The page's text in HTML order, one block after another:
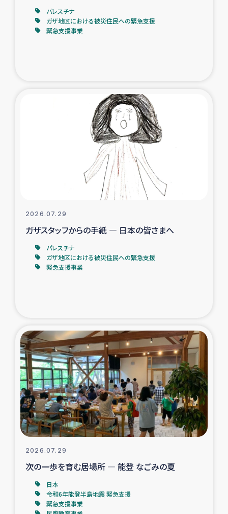
神原ゼミxパルシック
仮設住宅生活支援・農業復興支援
漁業復興支援
インターン・ボランティア日誌
経済自立支援事業
ガザ空爆被災者への食料支援と農家生産支援
ガザ地区における羊の畜産支援
ガザ地区酪農を通した女性グループの生計支援
ふりかけ普及と食生活改善による栄養改善事業
フェアトレード事業
緊急支援事業
女性の生計向上を通じた子どもの栄養改善事業
パレスチナ
ガザ地区における被災住民への緊急支援
緊急支援事業
2026.07.29
ガザスタッフからの手紙 ― 日本の皆さまへ
パレスチナ
ガザ地区における被災住民への緊急支援
緊急支援事業
2026.07.29
次の一歩を育む居場所 ― 能登 なごみの夏
日本
令和6年能登半島地震 緊急支援
緊急支援事業